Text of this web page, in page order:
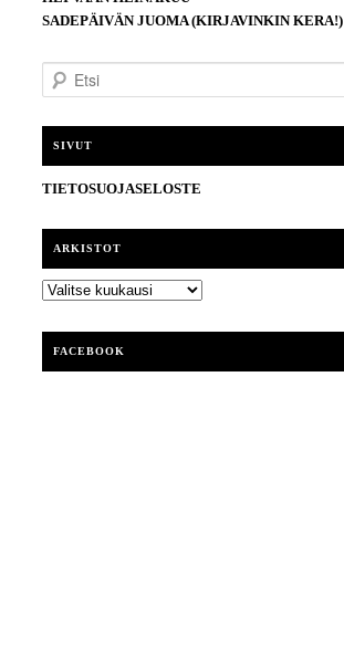
SADEPÄIVÄN JUOMA (KIRJAVINKIN KERA!)
SIVUT
TIETOSUOJASELOSTE
ARKISTOT
ARKISTOT
FACEBOOK